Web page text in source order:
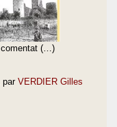
comentat (…)
par VERDIER Gilles